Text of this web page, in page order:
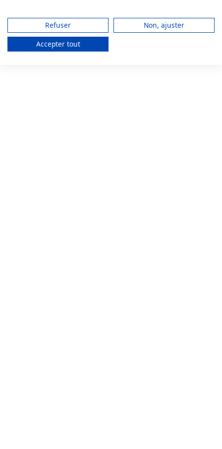
Refuser
Non, ajuster
Accepter tout